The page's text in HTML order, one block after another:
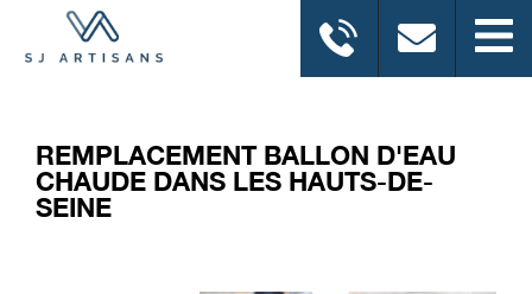
REMPLACEMENT BALLON D'EAU
CHAUDE DANS LES HAUTS-DE-
SEINE